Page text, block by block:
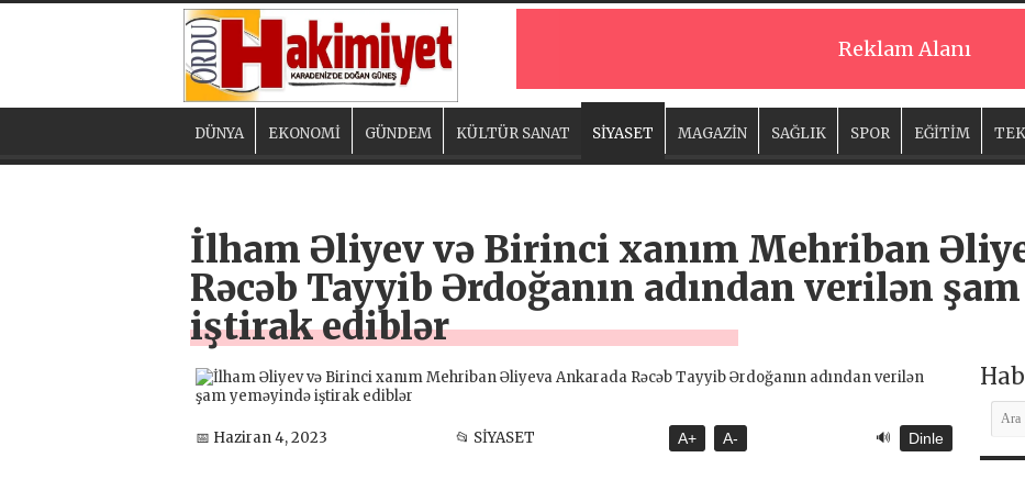
Reklam Alanı
DÜNYA EKONOMİ GÜNDEM KÜLTÜR SANAT SİYASET MAGAZİN SAĞLIK SPOR EĞİTİM
İlham Əliyev və Birinci xanım Mehriban
Rəcəb Tayyib Ərdoğanın adından verilən
iştirak ediblər
📅 Haziran 4, 2023 📂 SİYASET A+ A- 🔊 Dinle